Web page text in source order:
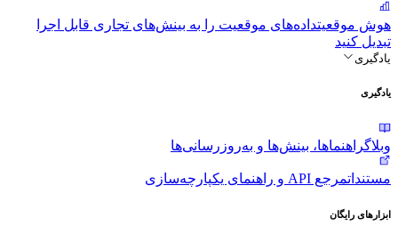
هوش موقعیتداده‌های موقعیت را به بینش‌های تجاری قابل اجرا
تبدیل کنید
یادگیری
یادگیری
وبلاگراهنماها، بینش‌ها و به‌روزرسانی‌ها
مستنداتمرجع API و راهنمای یکپارچه‌سازی
ابزارهای رایگان